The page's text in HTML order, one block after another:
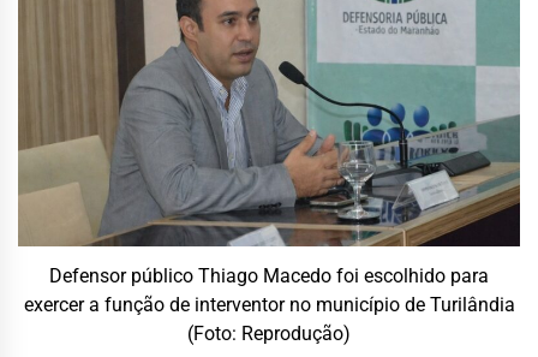
Defensor público Thiago Macedo foi escolhido para
exercer a função de interventor no município de Turilândia
(Foto: Reprodução)